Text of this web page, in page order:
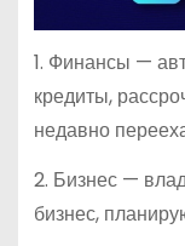
1. Финансы —
кредиты,
недавно
2. Бизнес —
бизнес,